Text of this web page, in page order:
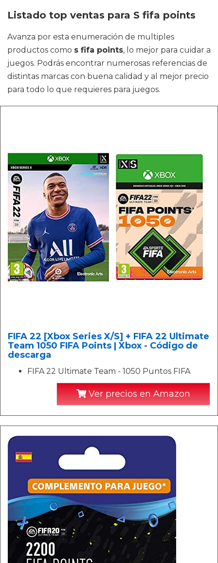
Listado top ventas para S fifa points
Avanza por esta enumeración de multiples
productos como s fifa points, lo mejor para cuidar a
juegos. Podrás encontrar numerosas referencias de
distintas marcas con buena calidad y al mejor precio
para todo lo que requieres para juegos.
FIFA 22 [Xbox Series X/S] + FIFA 22 Ultimate
Team 1050 FIFA Points | Xbox - Código de
descarga
FIFA 22 Ultimate Team - 1050 Puntos FIFA
Ver precios en Amazon